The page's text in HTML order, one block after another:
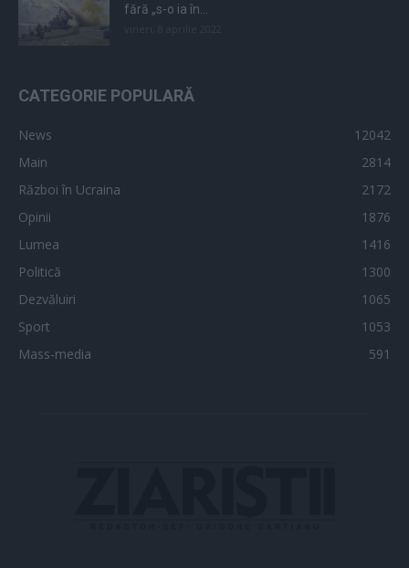
fără „s-o ia în...
CATEGORIE POPULARĂ
News
12042
Main
2814
Război în Ucraina
2172
Opinii
1876
Lumea
1416
Politică
1300
Dezvăluiri
1065
Sport
1053
Mass-media
591